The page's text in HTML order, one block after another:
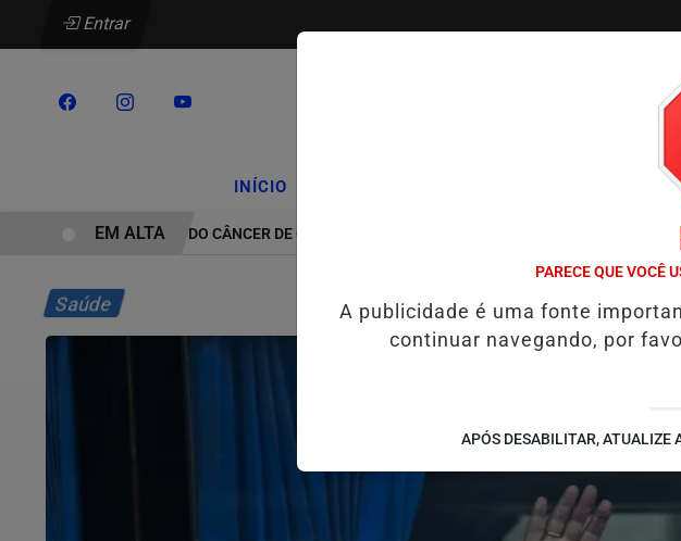
Entrar
INÍCIO
TRATAMENTO DO CÂNCER DE CABEÇA E PESCOÇO EVOLUI E AMPLIA PRESERVAÇÃO DA
EM ALTA
Saúde
PARECE QUE VOCÊ
A publicidade é uma fonte
continuar navegando, por
APÓS DESABILITAR, ATUALIZE